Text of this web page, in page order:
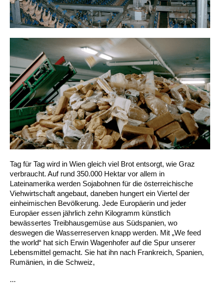
Tag für Tag wird in Wien gleich viel Brot entsorgt, wie Graz
verbraucht. Auf rund 350.000 Hektar vor allem in
Lateinamerika werden Sojabohnen für die österreichische
Viehwirtschaft angebaut, daneben hungert ein Viertel der
einheimischen Bevölkerung. Jede Europäerin und jeder
Europäer essen jährlich zehn Kilogramm künstlich
bewässertes Treibhausgemüse aus Südspanien, wo
deswegen die Wasserreserven knapp werden. Mit „We feed
the world“ hat sich Erwin Wagenhofer auf die Spur unserer
Lebensmittel gemacht. Sie hat ihn nach Frankreich, Spanien,
Rumänien, in die Schweiz,
...